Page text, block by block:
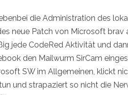
die Administration des
neue Patch von Microsoft brav
jede CodeRed Aktivität und
den Mailwurm SirCam
SW im Allgemeinen, klickt
und strapaziert so nicht die